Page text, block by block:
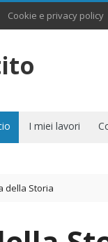
Cookie e privacy policy
I miei lavori
della Storia